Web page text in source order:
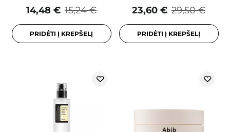
15,24 €
14,48 €
PRIDĖTI Į KREPŠELĮ
29,50 €
23,60 €
PRIDĖTI Į KREPŠELĮ